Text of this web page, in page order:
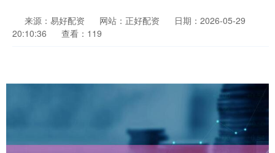
来源：易好配资 网站：正好配资
日期：2026-05-29
20:10:36
查看：119